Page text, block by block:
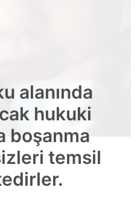
alanında
hukuki
boşanma
temsil